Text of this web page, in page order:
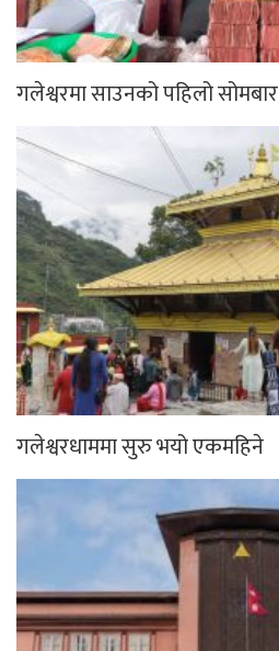
गलेश्वरमा साउनको पहिलो सोमबार
गलेश्वरधाममा सुरु भयो एकमहिने